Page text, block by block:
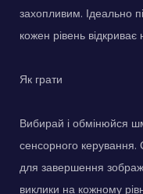
захопливим. Ідеально
кожен рівень
Як грати
Вибирай і обмінюйся
сенсорного керування.
для завершення
виклики на кожному